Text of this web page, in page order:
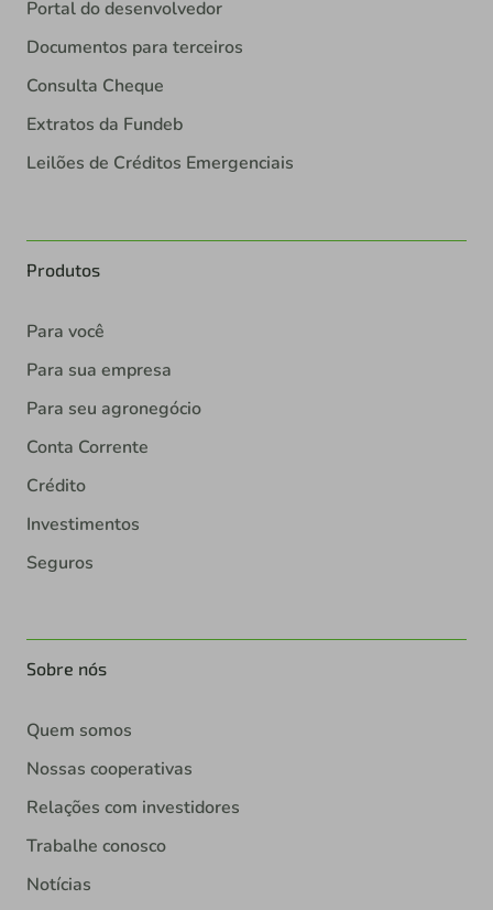
Portal do desenvolvedor
Documentos para terceiros
Consulta Cheque
Extratos da Fundeb
Leilões de Créditos Emergenciais
Produtos
Para você
Para sua empresa
Para seu agronegócio
Conta Corrente
Crédito
Investimentos
Seguros
Sobre nós
Quem somos
Nossas cooperativas
Relações com investidores
Trabalhe conosco
Notícias